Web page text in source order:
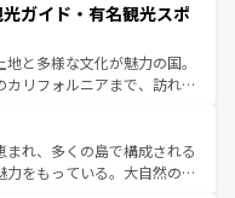
イスならではのユニークな
けでなく町歩きも満喫する
いため物価も高いが、旅行
スもあり、うまく活用すれ
ガイド・有名観光スポ
と多様な文化が魅力の国。
リフォルニアまで、訪れる
ョッピング、エンターテイ
ポットだ。一方、アメリカ
ンドキャニオンやイエロー
れ、多くの島で構成される
をもっている。大自然の神